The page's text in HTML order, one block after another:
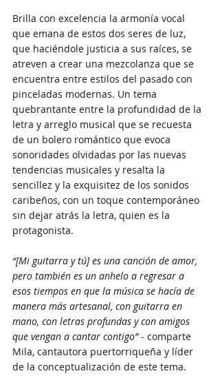
Brilla con excelencia la armonía vocal
que emana de estos dos seres de luz,
que haciéndole justicia a sus raíces, se
atreven a crear una mezcolanza que se
encuentra entre estilos del pasado con
pinceladas modernas. Un tema
quebrantante entre la profundidad de la
letra y arreglo musical que se recuesta
de un bolero romántico que evoca
sonoridades olvidadas por las nuevas
tendencias musicales y resalta la
sencillez y la exquisitez de los sonidos
caribeños, con un toque contemporáneo
sin dejar atrás la letra, quien es la
protagonista.
“[Mi guitarra y tú] es una canción de amor,
pero también es un anhelo a regresar a
esos tiempos en que la música se hacía de
manera más artesanal, con guitarra en
mano, con letras profundas y con amigos
que vengan a cantar contigo” - comparte
Mila, cantautora puertorriqueña y líder
de la conceptualización de este tema.